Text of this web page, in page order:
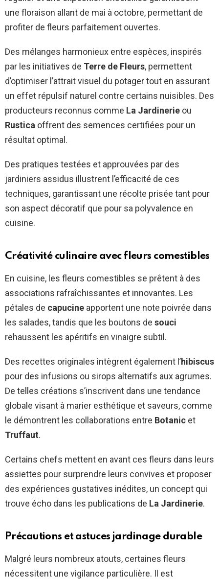
une floraison allant de mai à octobre, permettant de
profiter de fleurs parfaitement ouvertes.
Des mélanges harmonieux entre espèces, inspirés
par les initiatives de Terre de Fleurs, permettent
d’optimiser l’attrait visuel du potager tout en assurant
un effet répulsif naturel contre certains nuisibles. Des
producteurs reconnus comme La Jardinerie ou
Rustica offrent des semences certifiées pour un
résultat optimal.
Des pratiques testées et approuvées par des
jardiniers assidus illustrent l’efficacité de ces
techniques, garantissant une récolte prisée tant pour
son aspect décoratif que pour sa polyvalence en
cuisine.
Créativité culinaire avec fleurs comestibles
En cuisine, les fleurs comestibles se prêtent à des
associations rafraîchissantes et innovantes. Les
pétales de capucine apportent une note poivrée dans
les salades, tandis que les boutons de souci
rehaussent les apéritifs en vinaigre subtil.
Des recettes originales intègrent également l’hibiscus
pour des infusions ou sirops alternatifs aux agrumes.
De telles créations s’inscrivent dans une tendance
globale visant à marier esthétique et saveurs, comme
le démontrent les collaborations entre Botanic et
Truffaut.
Certains chefs mettent en avant ces fleurs dans leurs
assiettes pour surprendre leurs convives et proposer
des expériences gustatives inédites, un concept qui
trouve écho dans les publications de La Jardinerie.
Précautions et astuces jardinage durable
Malgré leurs nombreux atouts, certaines fleurs
nécessitent une vigilance particulière. Il est